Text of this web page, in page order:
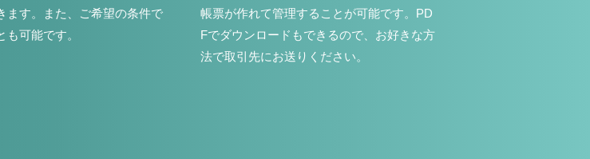
ます。また、ご希望の条件で
も可能です。
帳票が作れて管理することが可能です。PD
Fでダウンロードもできるので、お好きな方
法で取引先にお送りください。